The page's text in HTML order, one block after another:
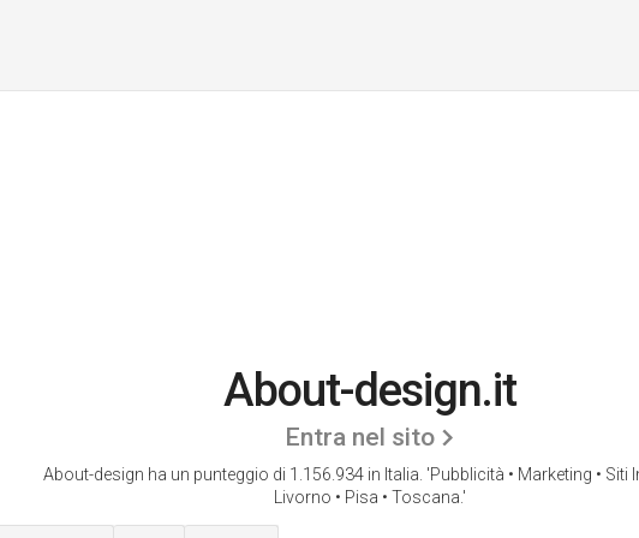
About-design.it
Entra nel sito
About-design ha un punteggio di 1.156.934 in Italia. 'Pubblicità • Marketing • Siti
Livorno • Pisa • Toscana.'